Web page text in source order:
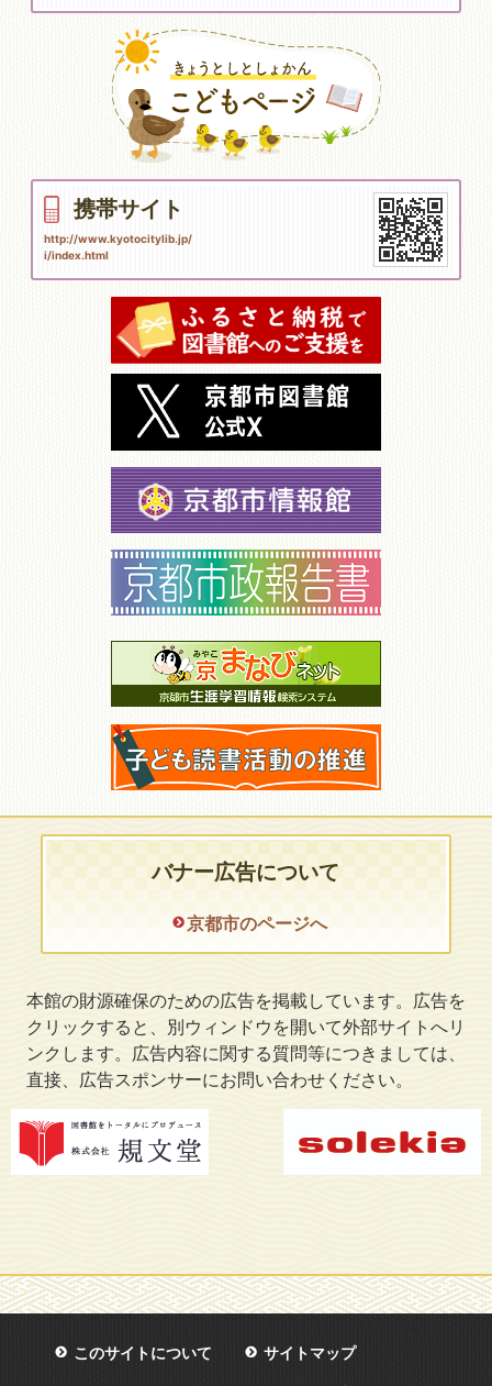
携帯サイト
http://www.kyotocitylib.jp/
i/index.html
バナー広告について
京都市のページへ
本館の財源確保のための広告を掲載しています。広告を
クリックすると、別ウィンドウを開いて外部サイトへリ
ンクします。広告内容に関する質問等につきましては、
直接、広告スポンサーにお問い合わせください。
このサイトについて サイトマップ